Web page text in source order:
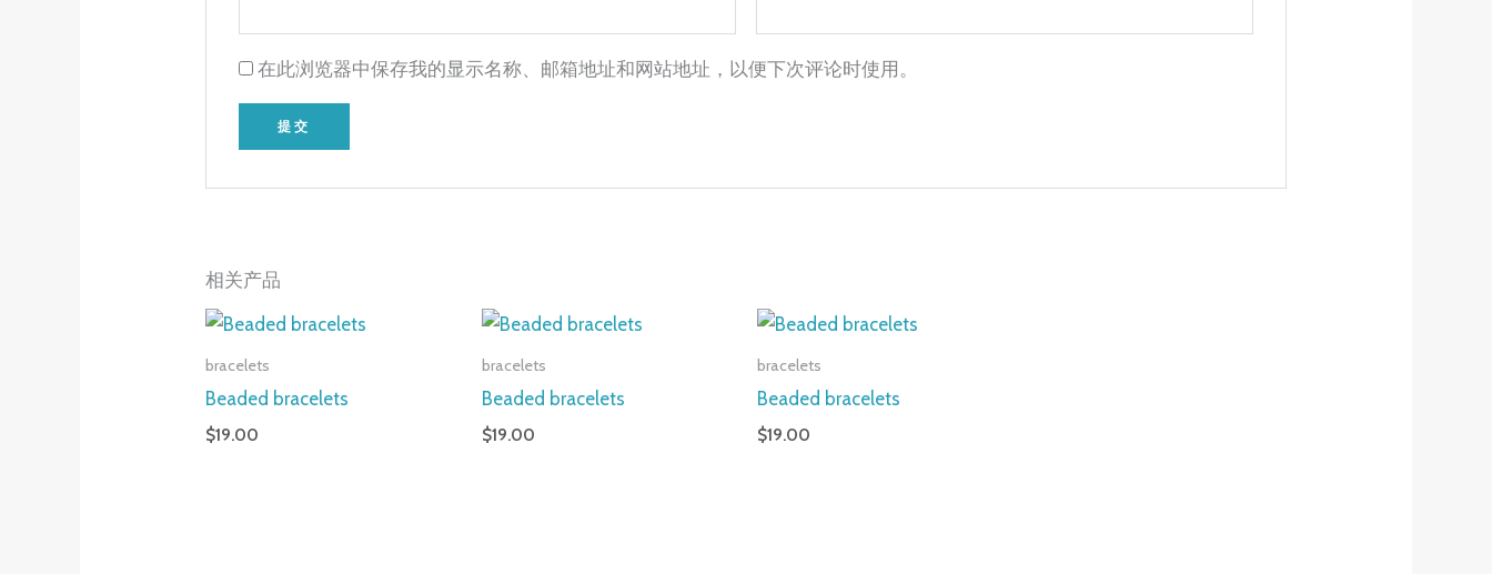
在此浏览器中保存我的显示名称、邮箱地址和网站地址，以便下次评论时使用。
相关产品
bracelets
Beaded bracelets
$19.00
bracelets
Beaded bracelets
$19.00
bracelets
Beaded bracelets
$19.00